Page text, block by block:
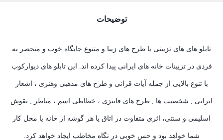
توضیحات
تابلو های های تزیینی با طرح های زیبا و متنوع جایگاه خوب و منحصر به
فردی در تزیینات خانه های ایرانی پیدا کرده اند. این تابلو های دیوارکوب
با تنوع بالایی از جمله آیات قرانی و طرح های مذهبی وهنری ، اشعار
ایرانی , شخصیت ها , طرح های فانتزی ، خطاطی اسم ، مناظر , نقوش
اسلیمی و سنتی، اثری متفاوت در اتاق یا هر گوشه از خانه یا محل کار
شما خواهد بود و حس خوبی در نگاه مخاطب ایجاد خواهد کرد.